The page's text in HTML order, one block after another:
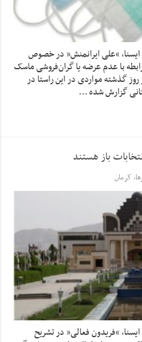
ایسنا, “علی ایرانمنش” در خصوص
با عدم عرضه یا گران‌فروشی ماسک
گذشته مواردی در این راستا در
گزارش شده …
باز هستند
, کرمان
“فریدون فعالی” در تشریح